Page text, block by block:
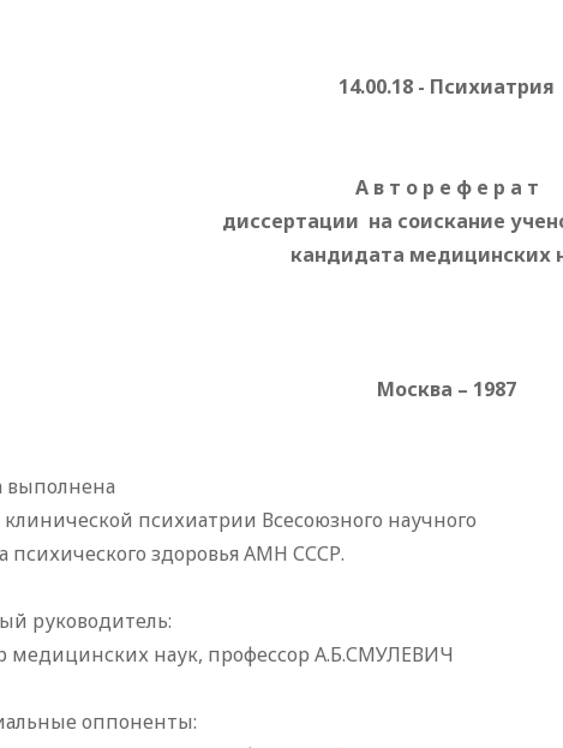
14.00.18 - Психиатрия
А в т о р е ф е р а т
диссертации на соискание
кандидата медицинских
Москва – 1987
выполнена
психиатрии Всесоюзного научного
психического здоровья АМН СССР.
руководитель:
медицинских наук, профессор А.Б.СМУЛЕВИЧ
оппоненты: